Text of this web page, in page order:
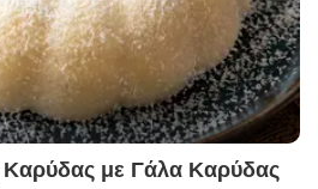
Καρύδας με Γάλα Καρύδας